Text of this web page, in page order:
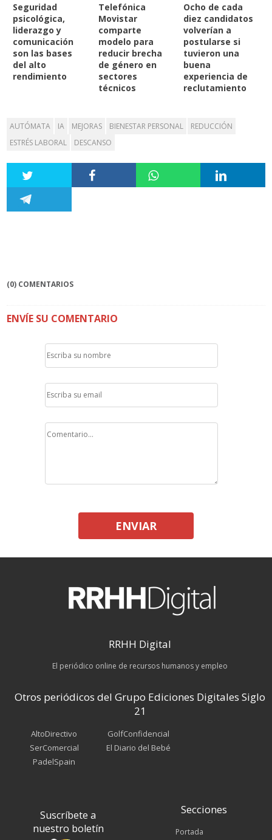
Seguridad
psicológica,
liderazgo y
comunicación
son las bases
del alto
rendimiento
Telefónica
Movistar
comparte
modelo para
reducir brecha
de género en
sectores
técnicos
Ocho de cada
diez candidatos
volverían a
postularse si
tuvieron una
buena
experiencia de
reclutamiento
AUTÓMATA IA MEJORAS BIENESTAR PERSONAL
REDUCCIÓN
ESTRÉS LABORAL
DESCANSO
(0) COMENTARIOS
ENVÍE SU COMENTARIO
ENVIAR
RRHH Digital
El periódico online de recursos humanos y empleo
Otros periódicos del Grupo Ediciones Digitales Siglo
21
AltoDirectivo
SerComercial
PadelSpain
GolfConfidencial
El Diario del Bebé
Suscríbete a
nuestro boletín
Secciones
Portada